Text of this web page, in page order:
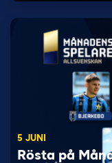
5 JUNI
Rösta på